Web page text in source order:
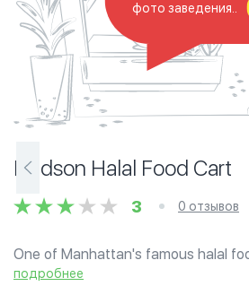
фото заведения..
Hudson Halal Food Cart
3 0 отзывов
One of Manhattan's famous halal
coffee, donuts, bagels, cheese,
подробнее